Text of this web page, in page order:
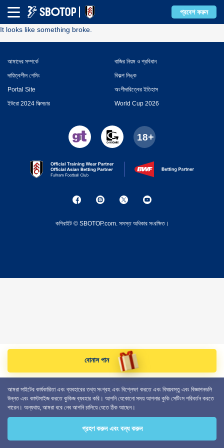
প্রবেশ করুন
Error
It looks like something broke.
আমাদের সম্পর্কে
বাজির নিয়ম ও প্রবিধান
দায়িত্বশীল গেমিং
বিকল্প লিঙ্ক
Portal Site
অংশীদারিত্বের ইতিহাস
ইউরো 2024 ফিক্সচার
World Cup 2026
কপিরাইট © SBOTOP.com. সমস্ত অধিকার সংরক্ষিত।
বোনাস পান
আমরা সাইটের কার্যকারিতা এবং ব্যবহারের তথ্য সংগ্রহ এবং বিশ্লেষণ করতে এবং বিষয়বস্তু এবং বিজ্ঞাপনগুলি
উন্নত এবং কাস্টমাইজ করতে কুকিজ ব্যবহার করি। আপনি যেকোনো সময় আপনার কুকি সেটিংস পরিবর্তন করতে
পারেন। অন্যথায়, আমরা ধরে নেব আপনি চালিয়ে যেতে ঠিক আছেন।
গ্রহণ করুন এবং বন্ধ করুন